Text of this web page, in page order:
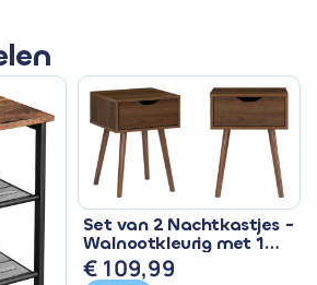
Set van 2 Nachtkastjes -
Walnootkleurig met 1
Lade
€ 109,99